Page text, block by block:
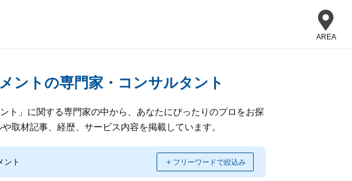
AREA
ントの専門家・コンサルタント
ト」に関する専門家の中から、あなたにぴったりのプロをお探
取材記事、経歴、サービス内容を掲載しています。
ント ＋ フリーワードで絞込み